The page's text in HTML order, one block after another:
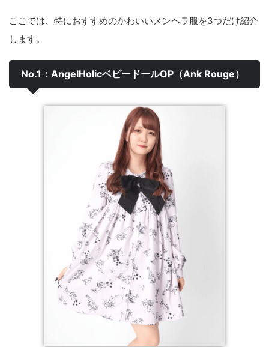
ここでは、特におすすめのかわいいメンヘラ服を3つだけ紹介
します。
No.1：AngelHolicベビードールOP（Ank Rouge）